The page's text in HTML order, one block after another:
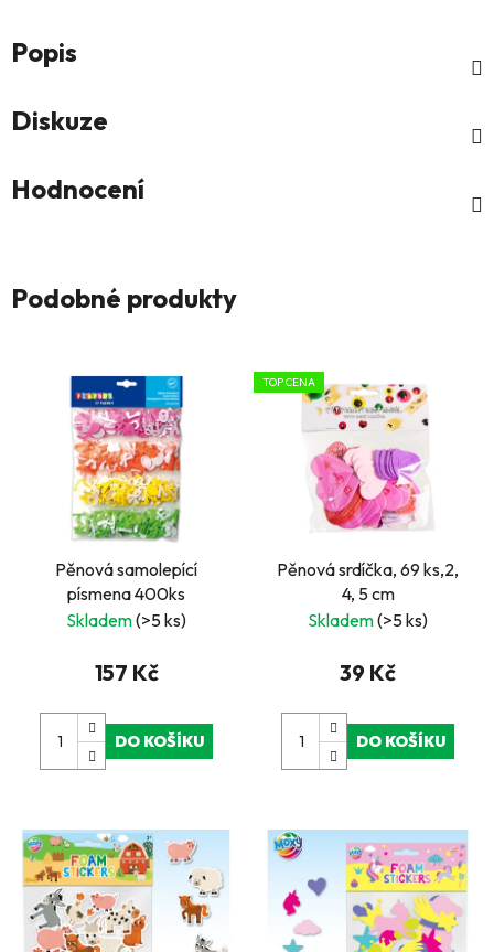
Popis
Diskuze
Hodnocení
Podobné produkty
Pěnová samolepící
písmena 400ks
Skladem(>5 ks)
157 Kč
DO KOŠÍKU
TOP CENA
Pěnová srdíčka, 69 ks,2,
4, 5 cm
Skladem(>5 ks)
39 Kč
DO KOŠÍKU